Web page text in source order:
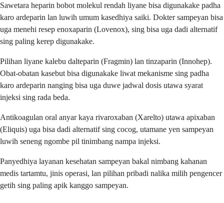
Sawetara heparin bobot molekul rendah liyane bisa digunakake padha
karo ardeparin lan luwih umum kasedhiya saiki. Dokter sampeyan bisa
uga menehi resep enoxaparin (Lovenox), sing bisa uga dadi alternatif
sing paling kerep digunakake.
Pilihan liyane kalebu dalteparin (Fragmin) lan tinzaparin (Innohep).
Obat-obatan kasebut bisa digunakake liwat mekanisme sing padha
karo ardeparin nanging bisa uga duwe jadwal dosis utawa syarat
injeksi sing rada beda.
Antikoagulan oral anyar kaya rivaroxaban (Xarelto) utawa apixaban
(Eliquis) uga bisa dadi alternatif sing cocog, utamane yen sampeyan
luwih seneng ngombe pil tinimbang nampa injeksi.
Panyedhiya layanan kesehatan sampeyan bakal nimbang kahanan
medis tartamtu, jinis operasi, lan pilihan pribadi nalika milih pengencer
getih sing paling apik kanggo sampeyan.